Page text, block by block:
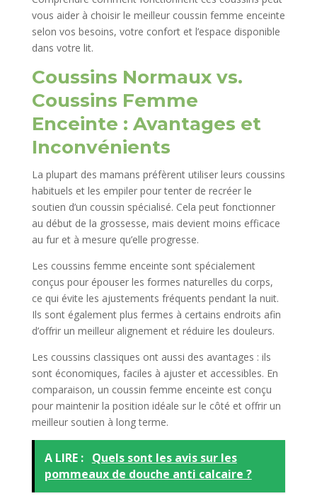
vous aider à choisir le meilleur coussin femme enceinte
selon vos besoins, votre confort et l’espace disponible
dans votre lit.
Coussins Normaux vs.
Coussins Femme
Enceinte : Avantages et
Inconvénients
La plupart des mamans préfèrent utiliser leurs coussins
habituels et les empiler pour tenter de recréer le
soutien d’un coussin spécialisé. Cela peut fonctionner
au début de la grossesse, mais devient moins efficace
au fur et à mesure qu’elle progresse.
Les coussins femme enceinte sont spécialement
conçus pour épouser les formes naturelles du corps,
ce qui évite les ajustements fréquents pendant la nuit.
Ils sont également plus fermes à certains endroits afin
d’offrir un meilleur alignement et réduire les douleurs.
Les coussins classiques ont aussi des avantages : ils
sont économiques, faciles à ajuster et accessibles. En
comparaison, un coussin femme enceinte est conçu
pour maintenir la position idéale sur le côté et offrir un
meilleur soutien à long terme.
A LIRE : Quels sont les avis sur les
pommeaux de douche anti calcaire ?